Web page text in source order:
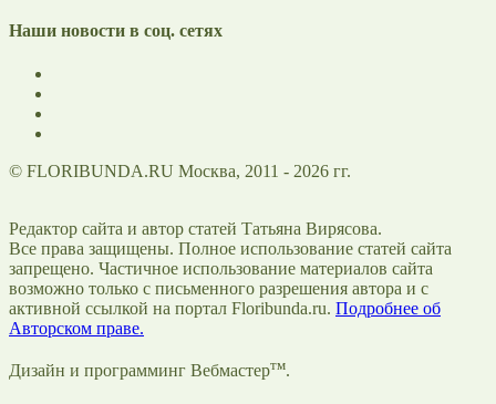
Наши новости в соц. сетях
© FLORIBUNDA.RU Москва, 2011 - 2026 гг.
Редактор сайта и автор статей Татьяна Вирясова.
Все права защищены. Полное использование статей сайта
запрещено. Частичное использование материалов сайта
возможно только с письменного разрешения автора и с
активной ссылкой на портал Floribunda.ru. Подробнее об
Авторском праве.
Дизайн и программинг Вебмастертм.